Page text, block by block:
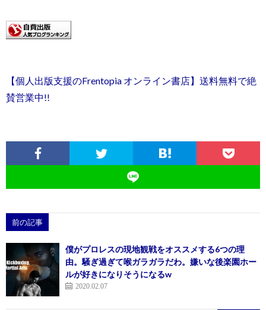
【個人出版支援のFrentopia オンライン書店】送料無料で絶
賛営業中!!
前の記事
僕がプロレスの現地観戦をオススメする6つの理
由。騒ぎ過ぎて喉ガラガラだわ。嫌いな後楽園ホー
ルが好きになりそうになるw
2020.02.07